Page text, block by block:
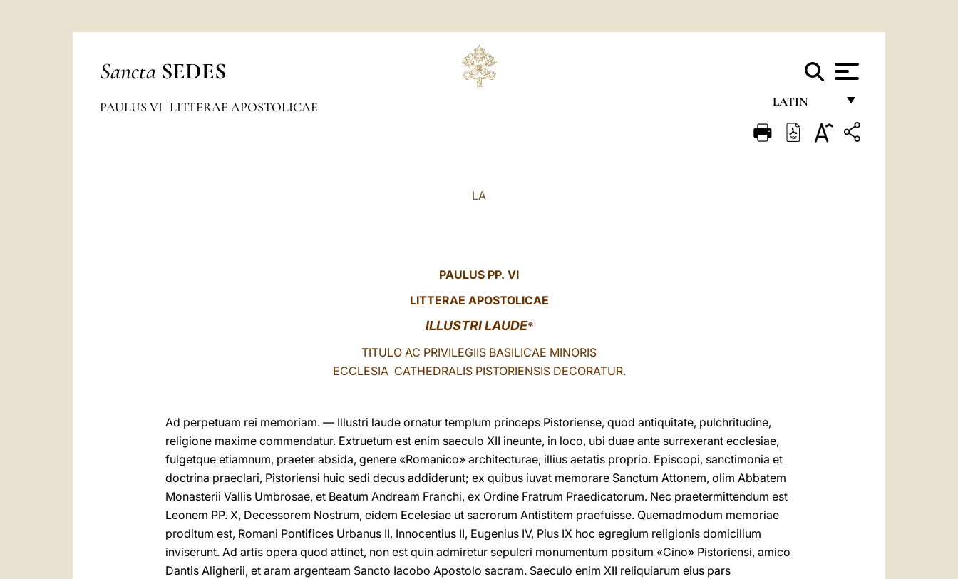
Sancta SEDES
LATIN
FRANÇAIS
PAULUS VI LITTERAE APOSTOLICAE
LA
PAULUS PP. VI
LITTERAE APOSTOLICAE
ILLUSTRI LAUDE*
TITULO AC PRIVILEGIIS BASILICAE MINORIS
ECCLESIA CATHEDRALIS PISTORIENSIS DECORATUR.
Ad perpetuam rei memoriam. — Illustri laude ornatur templum princeps Pistoriense, quod antiquitate, pulchritudine,
religione maxime commendatur. Extruetum est enim saeculo XII ineunte, in loco, ubi duae ante surrexerant ecclesiae,
fulgetque etiamnum, praeter absida, genere «Romanico» architecturae, illius aetatis proprio. Episcopi, sanctimonia et
doctrina praeclari, Pistoriensi huic sedi decus addiderunt; ex quibus iuvat memorare Sanctum Attonem, olim Abbatem
Monasterii Vallis Umbrosae, et Beatum Andream Franchi, ex Ordine Fratrum Praedicatorum. Nec praetermittendum est
Leonem PP. X, Decessorem Nostrum, eidem Ecelesiae ut sacrorum Antistitem praefuisse. Quemadmodum memoriae
proditum est, Romani Pontifices Urbanus II, Innocentius II, Eugenius IV, Pius IX hoc egregium religionis domicilium
inviserunt. Ad artis opera quod attinet, non est quin admiretur sepulcri monumentum positum «Cino» Pistoriensi, amico
Dantis Aligherii, et aram argenteam Sancto Iacobo Apostolo sacram. Saeculo enim XII reliquiarum eius pars